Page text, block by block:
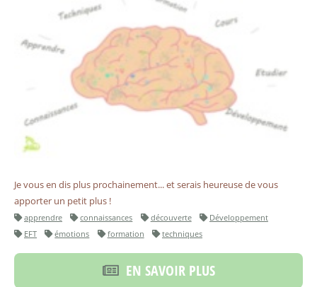
Je vous en dis plus prochainement... et serais heureuse de vous
apporter un petit plus !
apprendre connaissances découverte
Développement
EFT
émotions formation techniques
EN SAVOIR PLUS